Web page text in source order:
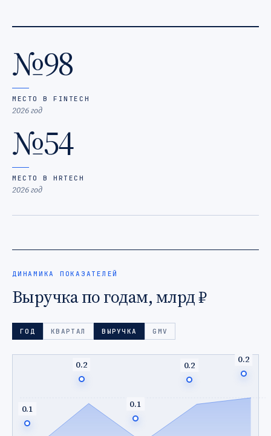
№98
МЕСТО В FINTECH
2026 год
№54
МЕСТО В HRTECH
2026 год
ДИНАМИКА ПОКАЗАТЕЛЕЙ
Выручка по годам, млрд ₽
ГОД КВАРТАЛ ВЫРУЧКА GMV
0.1
0.2
0.1
0.2
0.2